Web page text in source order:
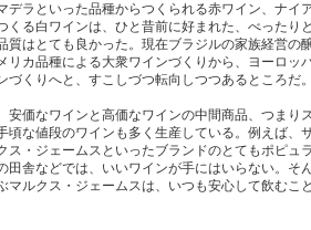
デラといった品種からつくられる赤ワイン、ナイ
くる白ワインは、ひと昔前に好まれた、べったりと
質はとても良かった。現在ブラジルの家族経営の
リカ品種による大衆ワインづくりから、ヨーロッ
づくりへと、すこしづつ転向しつつあるところだ。
安価なワインと高価なワインの中間商品、つまり
頃な値段のワインも多く生産している。例えば、
ス・ジェームスといったブランドのとてもポピュラ
田舎などでは、いいワインが手にはいらない。そ
マルクス・ジェームスは、いつも安心して飲むこと